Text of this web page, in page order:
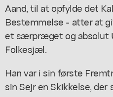
Aand, til at opfylde det
Bestemmelse - atter at
et særpræget og absolut
Folkesjæl.
Han var i sin første
sin Sejr en Skikkelse,